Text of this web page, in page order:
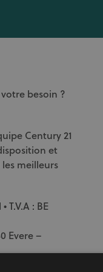
besoin ?
Century 21
et
les meilleurs
T.V.A : BE
Evere –